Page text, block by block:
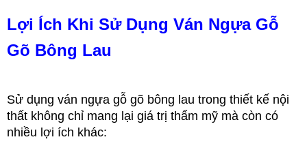
Lợi Ích Khi Sử Dụng Ván Ngựa Gỗ
Gõ Bông Lau
Sử dụng ván ngựa gỗ gõ bông lau trong thiết kế nội
thất không chỉ mang lại giá trị thẩm mỹ mà còn có
nhiều lợi ích khác: